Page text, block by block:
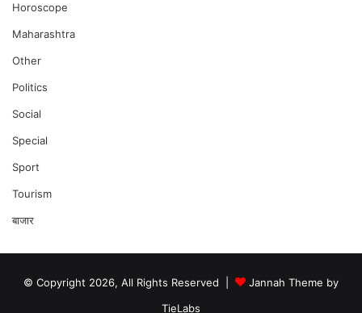
Horoscope
Maharashtra
Other
Politics
Social
Special
Sport
Tourism
बाजार
© Copyright 2026, All Rights Reserved |
Jannah Theme by
TieLabs